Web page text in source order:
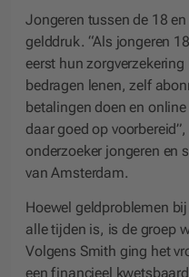
Jongeren tussen de 18
gelddruk. “Als jongeren
eerst hun
bedragen lenen, zelf
betalingen doen en
daar goed op
onderzoeker jongeren en
van Amsterdam.
Hoewel geldproblemen
alle tijden is, is de groep
Volgens Smith ging het
een financieel